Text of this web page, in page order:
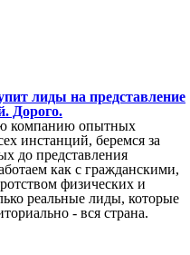
лиды на представление
Дорого.
компанию опытных
инстанций, беремся за
до представления
как с гражданскими,
физических и
реальные лиды, которые
- вся страна.